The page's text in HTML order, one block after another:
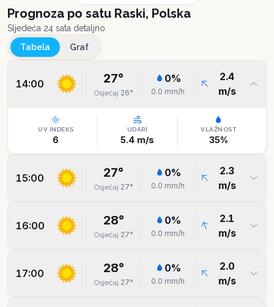
Prognoza po satu Raski, Polska
Sljedeća 24 sata detaljno
Tabela
Graf
14:00 27°
Osjećaj 26°
0%
0.0 mm/h
2.4
m/s
UV INDEKS
6
UDARI
5.4m/s
VLAŽNOST
35%
15:00 27°
Osjećaj 27°
0%
0.0 mm/h
2.3
m/s
16:00 28°
Osjećaj 27°
0%
0.0 mm/h
2.1
m/s
17:00 28°
Osjećaj 27°
0%
0.0 mm/h
2.0
m/s